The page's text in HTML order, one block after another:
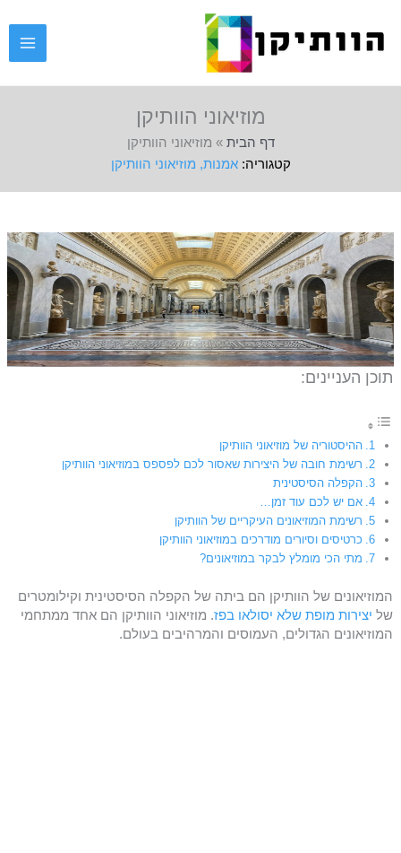
מוזיאוני הוותיקן
דף הבית » מוזיאוני הוותיקן
אמנות, מוזיאוני הוותיקן
תוכן העניינים:
ההיסטוריה של מוזיאוני הוותיקן
רשימת חובה של היצירות שאסור לכם לפספס במוזיאוני הוותיקן
הקפלה הסיסטינית
אם יש לכם עוד זמן…
רשימת המוזיאונים העיקריים של הוותיקן
כרטיסים וסיורים מודרכים במוזיאוני הוותיקן
מתי הכי מומלץ לבקר במוזיאונים?
המוזיאונים של הוותיקן הם ביתה של הקפלה הסיסטינית וקילומטרים
של יצירות מופת שלא יסולאו בפז. מוזיאוני הוותיקן הם אחד ממתחמי
המוזיאונים הגדולים, העמוסים והמרהיבים בעולם.